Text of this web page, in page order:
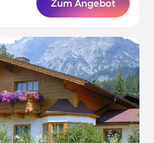
Zum Angebot